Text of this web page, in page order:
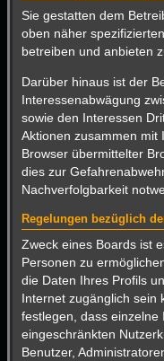
Sie gestatten dem
oben näher
betreiben und anbieten
Darüber hinaus ist der
Interessenabwägung
sowie den Interessen
Aktionen zusammen mit
Browser übermittelter
dies zur
Nachverfolgbarkeit
Regelungen bezüglich
Zweck eines Boards ist
Personen zu
die Daten Ihres Profils
Internet zugänglich sein
festlegen, dass
eingeschränkten
Benutzer,